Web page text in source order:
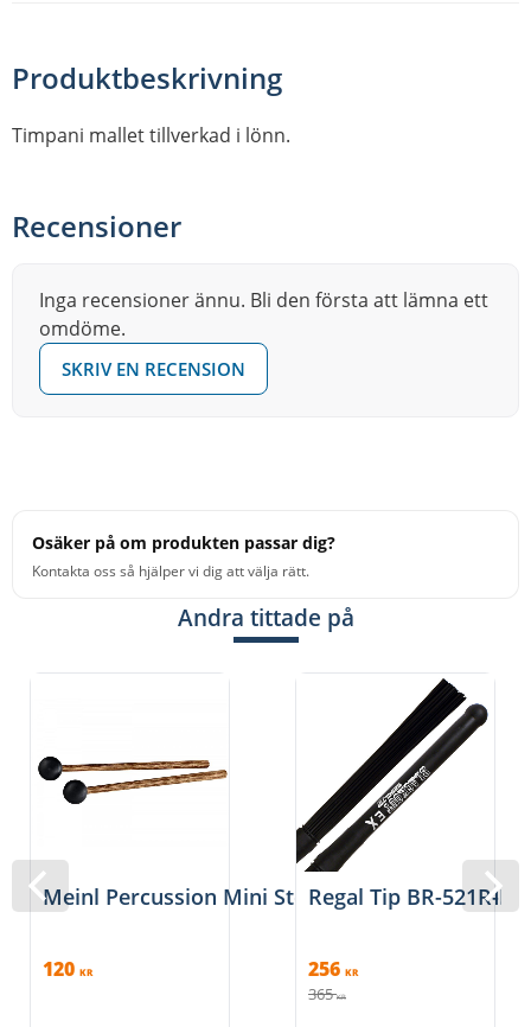
Produktbeskrivning
Timpani mallet tillverkad i lönn.
Recensioner
Inga recensioner ännu. Bli den första att lämna ett
omdöme.
SKRIV EN RECENSION
Osäker på om produkten passar dig?
Kontakta oss så hjälper vi dig att välja rätt.
Andra tittade på
Meinl Percussion Mini Steel Drum Mallets,
120 KR
Regal Tip BR-521R-
256 KR
365 KR